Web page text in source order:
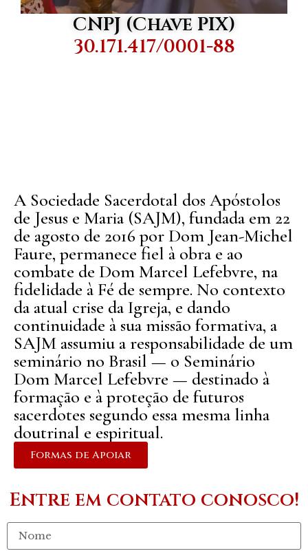
CNPJ (Chave PIX)
30.171.417/0001-88
A Sociedade Sacerdotal dos Apóstolos
de Jesus e Maria (SAJM), fundada em 22
de agosto de 2016 por Dom Jean-Michel
Faure, permanece fiel à obra e ao
combate de Dom Marcel Lefebvre, na
fidelidade à Fé de sempre. No contexto
da atual crise da Igreja, e dando
continuidade à sua missão formativa, a
SAJM assumiu a responsabilidade de um
seminário no Brasil — o Seminário
Dom Marcel Lefebvre — destinado à
formação e à proteção de futuros
sacerdotes segundo essa mesma linha
doutrinal e espiritual.
Formas de Apoiar
Entre em contato conosco!